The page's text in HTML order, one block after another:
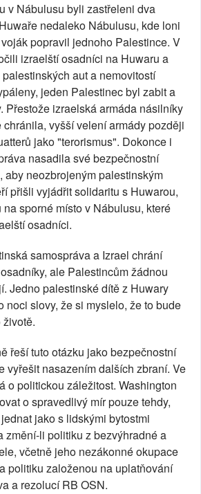
v Nábulusu byli zastřeleni dva
nedaleko Nábulusu, kde loni
popravil jednoho Palestince. V
izraelští osadníci na Huwaru a
aut a nemovitostí
jeden Palestinec byl zabit a
Přestože izraelská armáda násilníky
vyšší velení armády později
jako "terorismus". Dokonce i
nasadila své bezpečnostní
aby neozbrojeným palestinským
přišli vyjádřit solidaritu s Huwarou,
sporné místo v Nábulusu, které
osadníci.
samospráva a Izrael chrání
ale Palestincům žádnou
Jedno palestinské dítě z Huwary
noci slovy, že si myslelo, že to bude
řeší tuto otázku jako bezpečnostní
vyřešit nasazením dalších zbraní. Ve
o politickou záležitost. Washington
o spravedlivý mír pouze tehdy,
jako s lidskými bytostmi
změní-li politiku z bezvýhradné a
včetně jeho nezákonné okupace
politiku založenou na uplatňování
a rezolucí RB OSN.